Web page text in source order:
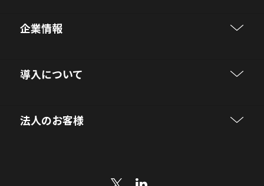
企業情報
導入について
法人のお客様